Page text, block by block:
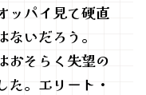
ッパイ見て硬直
いだろう。
おそらく失望の
た。エリート・